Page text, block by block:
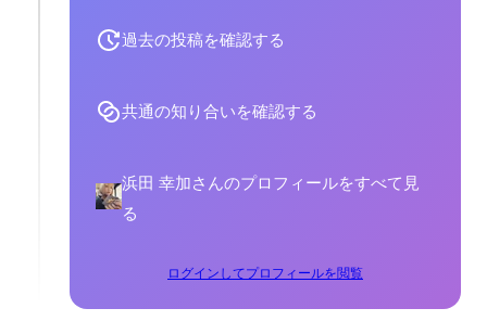
過去の投稿を確認する
共通の知り合いを確認する
浜田 幸加さんのプロフィールをすべて見
る
ログインしてプロフィールを閲覧